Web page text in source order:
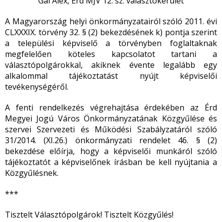
A Magyarország helyi önkormányzatairól szóló 2011. évi
CLXXXIX. törvény 32. § (2) bekezdésének k) pontja szerint
a települési képviselő a törvényben foglaltaknak
megfelelően köteles kapcsolatot tartani a
választópolgárokkal, akiknek évente legalább egy
alkalommal tájékoztatást nyújt képviselői
tevékenységéről.
A fenti rendelkezés végrehajtása érdekében az Érd
Megyei Jogú Város Önkormányzatának Közgyűlése és
szervei Szervezeti és Működési Szabályzatáról szóló
31/2014. (XI.26.) önkormányzati rendelet 46. § (2)
bekezdése előírja, hogy a képviselői munkáról szóló
tájékoztatót a képviselőnek írásban be kell nyújtania a
Közgyűlésnek.
***
Tisztelt Választópolgárok! Tisztelt Közgyűlés!